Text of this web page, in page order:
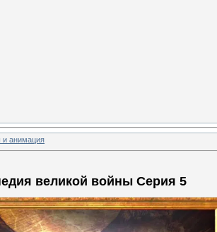
анимация
великой войны Серия 5